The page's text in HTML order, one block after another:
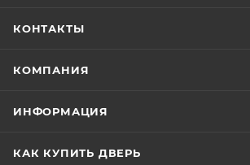
КОНТАКТЫ
КОМПАНИЯ
ИНФОРМАЦИЯ
КАК КУПИТЬ ДВЕРЬ